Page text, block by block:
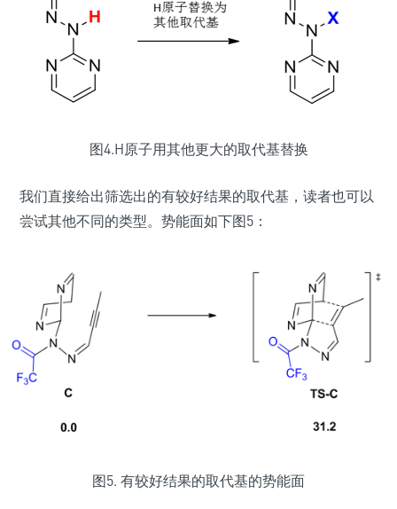
图4.H原子用其他更大的取代基替换
我们直接给出筛选出的有较好结果的取代基，读者也可以
尝试其他不同的类型。势能面如下图5：
图5. 有较好结果的取代基的势能面